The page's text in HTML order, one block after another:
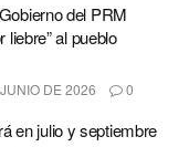
del PRM
liebre” al pueblo
DE 2026 0
en julio y septiembre